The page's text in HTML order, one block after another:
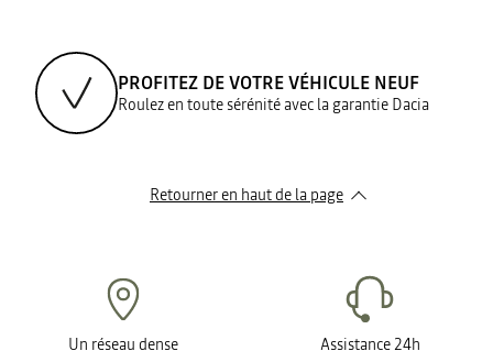
PROFITEZ DE VOTRE VÉHICULE NEUF
Roulez en toute sérénité avec la garantie Dacia
Retourner en haut de la page
Un réseau dense Assistance 24h